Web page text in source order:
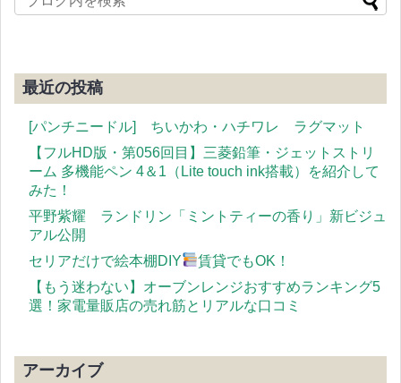
最近の投稿
[パンチニードル] ちいかわ・ハチワレ ラグマット
【フルHD版・第056回目】三菱鉛筆・ジェットストリ
ーム 多機能ペン 4＆1（Lite touch ink搭載）を紹介して
みた！
平野紫耀 ランドリン「ミントティーの香り」新ビジュ
アル公開
セリアだけで絵本棚DIY
賃貸でもOK！
【もう迷わない】オーブンレンジおすすめランキング5
選！家電量販店の売れ筋とリアルな口コミ
アーカイブ